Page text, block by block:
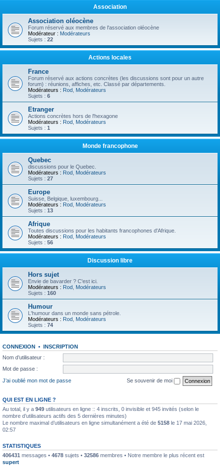
Association
Association oléocène
Forum réservé aux membres de l'association oléocène
Modérateur : Modérateurs
Sujets : 22
Actions locales
France
Forum réservé aux actions concrètes (les discussions sont pour un autre
forum) : réunions, affiches, etc. Classé par départements.
Modérateurs : Rod Modérateurs
Sujets : 6
Etranger
Actions concrètes hors de l'hexagone
Modérateurs : Rod Modérateurs
Sujets : 1
Monde francophone
Quebec
discussions pour le Quebec.
Modérateurs : Rod Modérateurs
Sujets : 27
Europe
Suisse, Belgique, luxembourg...
Modérateurs : Rod Modérateurs
Sujets : 13
Afrique
Toutes discussions pour les habitants francophones d'Afrique.
Modérateurs : Rod Modérateurs
Sujets : 56
Discussion libre
Hors sujet
Envie de bavarder ? C'est ici.
Modérateurs : Rod Modérateurs
Sujets : 160
Humour
L'humour dans un monde sans pétrole.
Modérateurs : Rod Modérateurs
Sujets : 74
CONNEXION • INSCRIPTION
Nom d’utilisateur :
Mot de passe :
J’ai oublié mon mot de passe
Se souvenir de moi
QUI EST EN LIGNE ?
Au total, il y a 949 utilisateurs en ligne :: 4 inscrits, 0 invisible et 945 invités (selon le
nombre d’utilisateurs actifs des 5 dernières minutes)
Le nombre maximal d’utilisateurs en ligne simultanément a été de 5158 le 17 mai 2026,
02:57
STATISTIQUES
406431 messages • 4678 sujets • 32586 membres • Notre membre le plus récent est
supert